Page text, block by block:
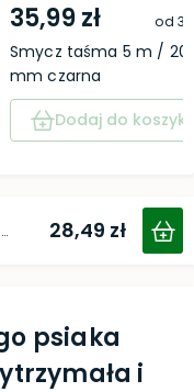
35,99 zł od
Smycz taśma 5 m / 20
mm czarna
Dodaj do
Obroża nylonowa 40 - 65 cm / 25 mm czarna 28,49 zł
psiaka
i